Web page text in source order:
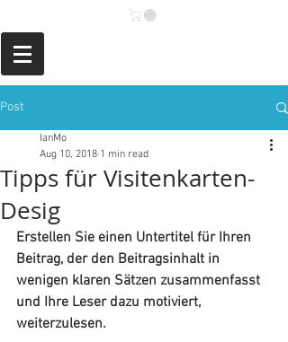
Post
Tipps für Visitenkarten-
Desig
IanMo
Aug 10, 2018 1 min read
Erstellen Sie einen Untertitel für Ihren
Beitrag, der den Beitragsinhalt in
wenigen klaren Sätzen zusammenfasst
und Ihre Leser dazu motiviert,
weiterzulesen.